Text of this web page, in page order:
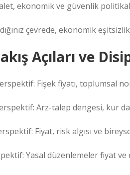
ekonomik ve güvenlik
çevrede, ekonomik
Açıları ve
Fişek fiyatı, toplumsal
Arz-talep dengesi, kur
Fiyat, risk algısı ve
Yasal düzenlemeler fiyat